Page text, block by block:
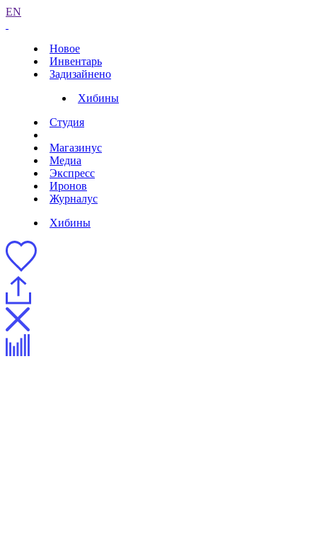
EN
Новое
Инвентарь
Задизайнено
Хибины
Студия
Магазинус
Медиа
Экспресс
Иронов
Журналус
Хибины